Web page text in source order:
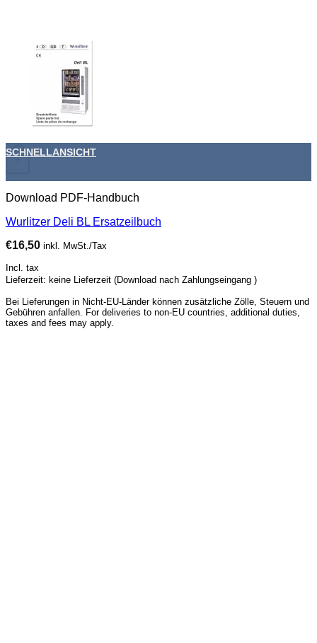
+
SCHNELLANSICHT
Download PDF-Handbuch
Wurlitzer Deli BL Ersatzeilbuch
€16,50 inkl. MwSt./Tax
Incl. tax
Lieferzeit: keine Lieferzeit (Download nach Zahlungseingang )
Bei Lieferungen in Nicht-EU-Länder können zusätzliche Zölle, Steuern und
Gebühren anfallen. For deliveries to non-EU countries, additional duties,
taxes and fees may apply.